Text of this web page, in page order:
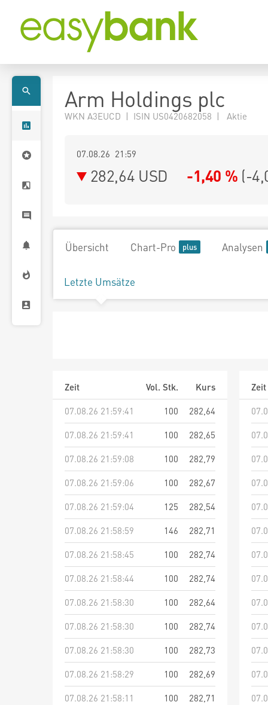
Arm Holdings plc
WKN A3EUCD | ISIN US0420682058 | Aktie
07.08.26 21:59
282,64 USD -1,40 % (-
Übersicht Chart-Pro Analysen
Letzte Umsätze
Zeit Vol. Stk.
Kurs
07.08.26 21:59:41
100
282,64
07.08.26 21:59:41
100
282,65
07.08.26 21:59:08
100
282,79
07.08.26 21:59:06
100
282,67
07.08.26 21:59:04
125
282,54
07.08.26 21:58:59
146
282,71
07.08.26 21:58:45
100
282,74
07.08.26 21:58:44
100
282,74
07.08.26 21:58:30
100
282,64
07.08.26 21:58:30
100
282,74
07.08.26 21:58:30
100
282,73
07.08.26 21:58:29
100
282,69
07.08.26 21:58:11
100
282,71
Zeit